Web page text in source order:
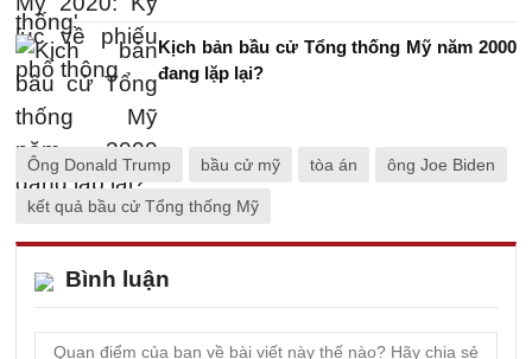
Kịch bản bầu cử Tổng thống Mỹ năm 2000
đang lặp lại?
Ông Donald Trump bầu cử mỹ tòa án ông Joe Biden
kết quả bầu cử Tổng thống Mỹ
Bình luận